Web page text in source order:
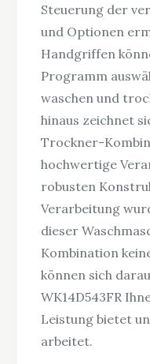
Steuerung der
und Optionen
Handgriffen
Programm
waschen und
hinaus zeichnet
Trockner-
hochwertige
robusten
Verarbeitung
dieser
Kombination
können sich
WK14D543FR
Leistung bietet
arbeitet.